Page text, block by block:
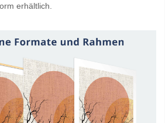
erhältlich.